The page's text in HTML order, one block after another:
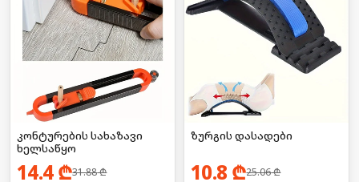
კონტურების სახაზავი
ხელსაწყო
14.4₾31.88₾
ზურგის დასადები
10.8 ₾25.06₾